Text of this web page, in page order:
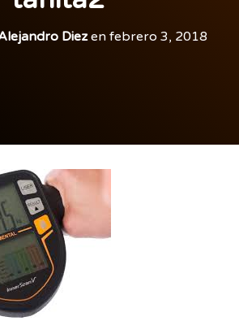
Diezen febrero 3, 2018